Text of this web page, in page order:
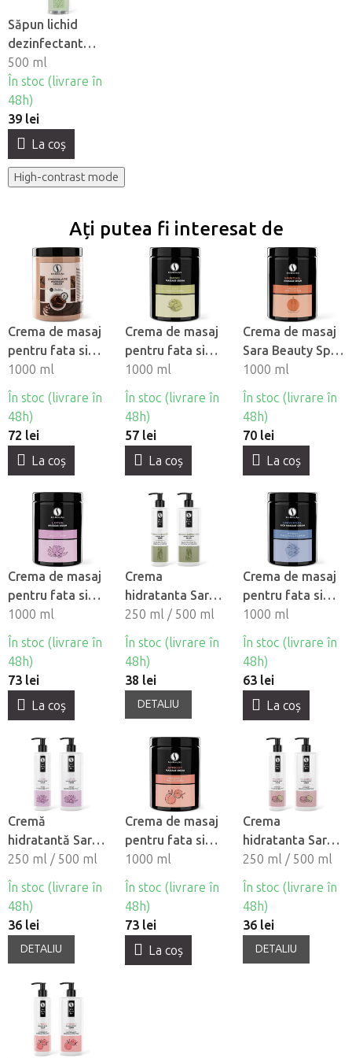
Săpun lichid
dezinfectant
Sara Beauty Spa
- Arbore de Ceai
si Mentă
500 ml
În stoc (livrare în
48h)
39 lei
La coş
High-contrast mode
Ați putea fi interesat de
Crema de masaj
pentru fata si
corp Sara Beauty
Spa - Ciocolata
1000 ml
În stoc (livrare în
48h)
72 lei
La coş
Crema de masaj
pentru fata si
corp Sara Beauty
Spa - Basic
1000 ml
În stoc (livrare în
48h)
57 lei
La coş
Crema de masaj
Sara Beauty Spa
- Spiritual
1000 ml
În stoc (livrare în
48h)
70 lei
La coş
Crema de masaj
pentru fata si
corp Sara Beauty
Spa - Lotus
1000 ml
În stoc (livrare în
48h)
73 lei
La coş
Crema
hidratanta Sara
Beauty Spa -
Bambus & Ceai
verde
250 ml / 500 ml
În stoc (livrare în
48h)
38 lei
DETALIU
Crema de masaj
pentru fata si
corp Sara Beauty
Spa - Universala
1000 ml
În stoc (livrare în
48h)
63 lei
La coş
Cremă
hidratantă Sara
Beauty Spa -
Lotus si Nufăr
250 ml / 500 ml
În stoc (livrare în
48h)
36 lei
DETALIU
Crema de masaj
pentru fata si
corp Sara Beauty
Spa - Caise
1000 ml
În stoc (livrare în
48h)
73 lei
La coş
Crema
hidratanta Sara
Beauty Spa -
Macaron
250 ml / 500 ml
În stoc (livrare în
48h)
36 lei
DETALIU